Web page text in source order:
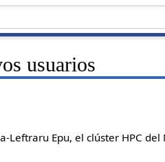
usuarios
Leftraru Epu, el clúster HPC